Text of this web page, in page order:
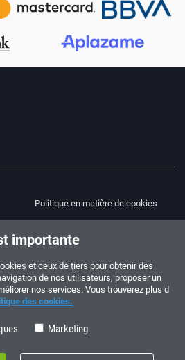
Politique en matière de cookies
Suivez-nous !
importante
et ceux de tiers pour obtenir des
de nos utilisateurs, proposer un
nos services. Vous trouverez plus d
des cookies.
Marketing